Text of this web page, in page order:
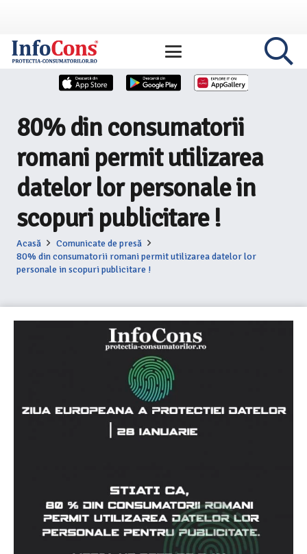
80% din consumatorii
romani permit utilizarea
datelor lor personale in
scopuri publicitare !
Acasă
Comunicate de presă
80% din consumatorii romani permit utilizarea datelor lor
personale in scopuri publicitare !